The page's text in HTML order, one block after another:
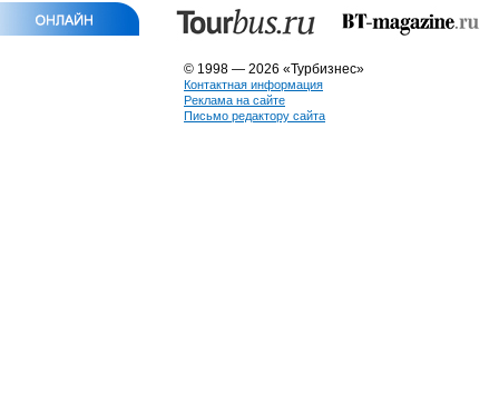
© 1998 — 2026 «Турбизнес»
Контактная информация
Реклама на сайте
Письмо редактору сайта